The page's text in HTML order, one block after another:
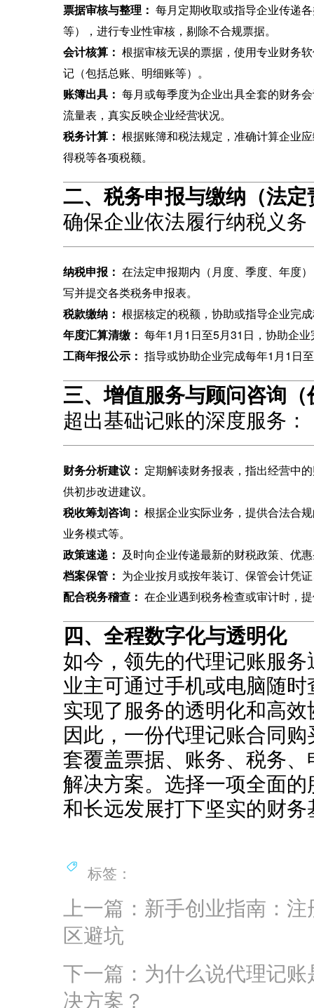
票据审核与整理：
每月定期收取或指导企业传递
等），进行专业性审核，剔除不合规票据。
会计核算：
根据审核无误的票据，使用专业财务
记（包括总账、明细账等）。
账簿出具：
每月或每季度为企业出具全套的财务
流量表，真实反映企业经营状况。
税务计算：
根据账簿和税法规定，准确计算企业
得税等各项税额。
二、税务申报与缴纳（法定
确保企业依法履行纳税义务
纳税申报：
在法定申报期内（月度、季度、年度
写并提交各类税务申报表。
税款缴纳：
根据核定的税额，协助或指导企业完
年度汇算清缴：
每年1月1日至5月31日，协助企
工商年报公示：
指导或协助企业完成每年1月1日
三、增值服务与顾问咨询
超出基础记账的深度服务：
财务分析建议：
定期解读财务报表，指出经营中
供初步改进建议。
税收筹划咨询：
根据企业实际业务，提供合法合
业务模式等。
政策速递：
及时向企业传递最新的财税政策、优
档案保管：
为企业按月或按年装订、保管会计凭
配合税务稽查：
在企业遇到税务检查或审计时，
四、全程数字化与透明化
如今，领先的代理记账服
业主可通过手机或电脑随
实现了服务的透明化和高效
因此，一份代理记账合同购
套覆盖票据、账务、税务
解决方案。选择一项全面
和长远发展打下坚实的财务
标签：
上一篇：新手创业指南：
区避坑
下一篇：为什么说代理记
决方案？